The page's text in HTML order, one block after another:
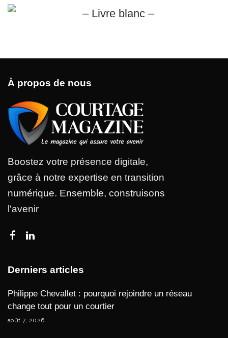
À propos de nous
Boostez votre présence digitale,
grâce à notre expertise en transition
numérique. Ensemble, construisons
l'avenir
Derniers articles
Philippe Chevallet : pourquoi rejoindre un réseau
change tout pour un courtier
août 7, 2026